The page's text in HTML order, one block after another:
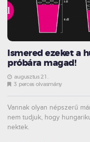
Ismered ezeket a
próbára magad!
augusztus 21.
3 perces olvasmány
Vannak olyan népszerű
nem tudjuk, hogy
nektek.